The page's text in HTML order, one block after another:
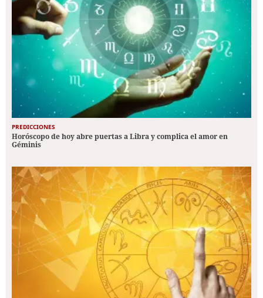
PREDICCIONES
Horóscopo de hoy abre puertas a Libra y complica el amor en
Géminis